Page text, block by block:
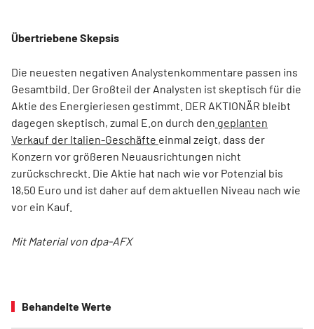
Übertriebene Skepsis
Die neuesten negativen Analystenkommentare passen ins
Gesamtbild. Der Großteil der Analysten ist skeptisch für die
Aktie des Energieriesen gestimmt. DER AKTIONÄR bleibt
dagegen skeptisch, zumal E.on durch den geplanten
Verkauf der Italien-Geschäfte einmal zeigt, dass der
Konzern vor größeren Neuausrichtungen nicht
zurückschreckt. Die Aktie hat nach wie vor Potenzial bis
18,50 Euro und ist daher auf dem aktuellen Niveau nach wie
vor ein Kauf.
Mit Material von dpa-AFX
Behandelte Werte